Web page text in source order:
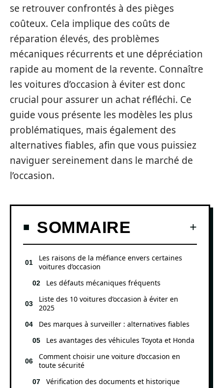
se retrouver confrontés à des pièges
coûteux. Cela implique des coûts de
réparation élevés, des problèmes
mécaniques récurrents et une dépréciation
rapide au moment de la revente. Connaître
les voitures d’occasion à éviter est donc
crucial pour assurer un achat réfléchi. Ce
guide vous présente les modèles les plus
problématiques, mais également des
alternatives fiables, afin que vous puissiez
naviguer sereinement dans le marché de
l’occasion.
SOMMAIRE
Les raisons de la méfiance envers certaines
voitures d’occasion
Les défauts mécaniques fréquents
Liste des 10 voitures d’occasion à éviter en
2025
Des marques à surveiller : alternatives fiables
Les avantages des véhicules Toyota et Honda
Comment choisir une voiture d’occasion en
toute sécurité
Vérification des documents et historique